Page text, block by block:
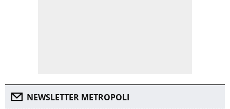
NEWSLETTER METROPOLI